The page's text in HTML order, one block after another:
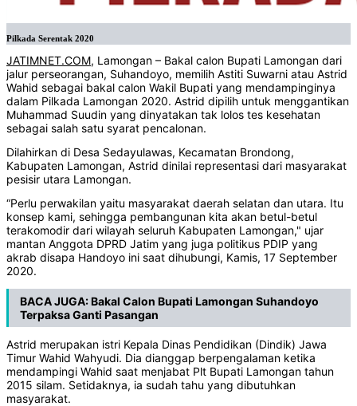
Pilkada Serentak 2020
JATIMNET.COM, Lamongan – Bakal calon Bupati Lamongan dari
jalur perseorangan, Suhandoyo, memilih Astiti Suwarni atau Astrid
Wahid sebagai bakal calon Wakil Bupati yang mendampinginya
dalam Pilkada Lamongan 2020. Astrid dipilih untuk menggantikan
Muhammad Suudin yang dinyatakan tak lolos tes kesehatan
sebagai salah satu syarat pencalonan.
Dilahirkan di Desa Sedayulawas, Kecamatan Brondong,
Kabupaten Lamongan, Astrid dinilai representasi dari masyarakat
pesisir utara Lamongan.
“Perlu perwakilan yaitu masyarakat daerah selatan dan utara. Itu
konsep kami, sehingga pembangunan kita akan betul-betul
terakomodir dari wilayah seluruh Kabupaten Lamongan," ujar
mantan Anggota DPRD Jatim yang juga politikus PDIP yang
akrab disapa Handoyo ini saat dihubungi, Kamis, 17 September
2020.
BACA JUGA:Bakal Calon Bupati Lamongan Suhandoyo
Terpaksa Ganti Pasangan
Astrid merupakan istri Kepala Dinas Pendidikan (Dindik) Jawa
Timur Wahid Wahyudi. Dia dianggap berpengalaman ketika
mendampingi Wahid saat menjabat Plt Bupati Lamongan tahun
2015 silam. Setidaknya, ia sudah tahu yang dibutuhkan
masyarakat.